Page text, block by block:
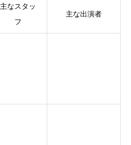
主なスタッ
フ
主な出演者